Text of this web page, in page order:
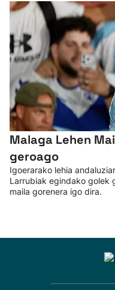
Malaga Lehen
geroago
Igoerarako lehia
Larrubiak egindako golek
maila gorenera igo dira.